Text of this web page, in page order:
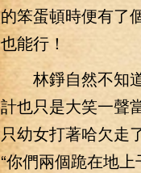
的笨蛋頓時便有了
也能行！
林錚自然不知道
計也只是大笑一聲
只幼女打著哈欠走
“你們兩個跪在地上